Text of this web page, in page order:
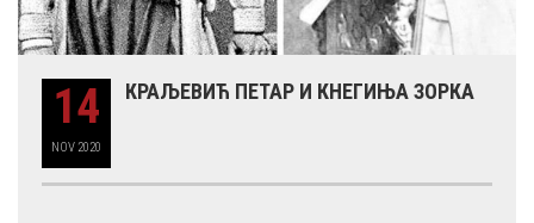
14
NOV 2020
КРАЉЕВИЋ ПЕТАР И КНЕГИЊА ЗОРКА